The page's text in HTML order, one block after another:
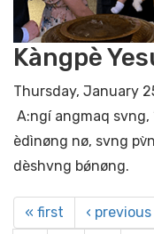
Kàngpè
Thursday, January
A:ngí angmaq
èdìnøng nø, svng
dèshvng bǿnøng.
« first ‹ previous